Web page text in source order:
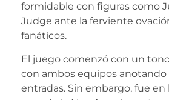
formidable con figuras como
Judge ante la ferviente
fanáticos.
El juego comenzó con un
con ambos equipos anotando
entradas. Sin embargo, fue en